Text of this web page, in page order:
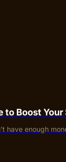
Boost
have enough